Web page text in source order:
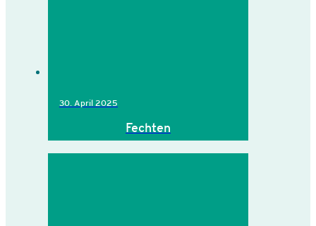
30. April 2025
Fechten